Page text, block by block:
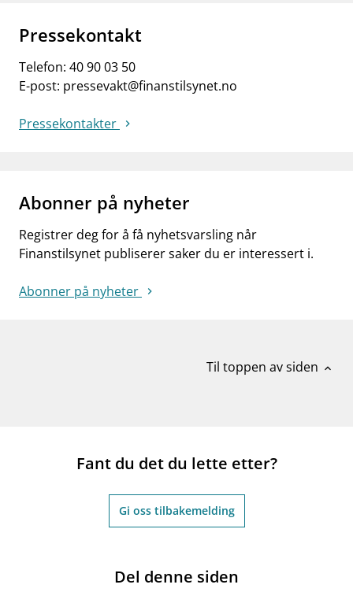
Pressekontakt
Telefon: 40 90 03 50
E-post: pressevakt@finanstilsynet.no
Pressekontakter
Abonner på nyheter
Registrer deg for å få nyhetsvarsling når
Finanstilsynet publiserer saker du er interessert i.
Abonner på nyheter
Til toppen av siden expand_less
Fant du det du lette etter?
Gi oss tilbakemelding
Del denne siden